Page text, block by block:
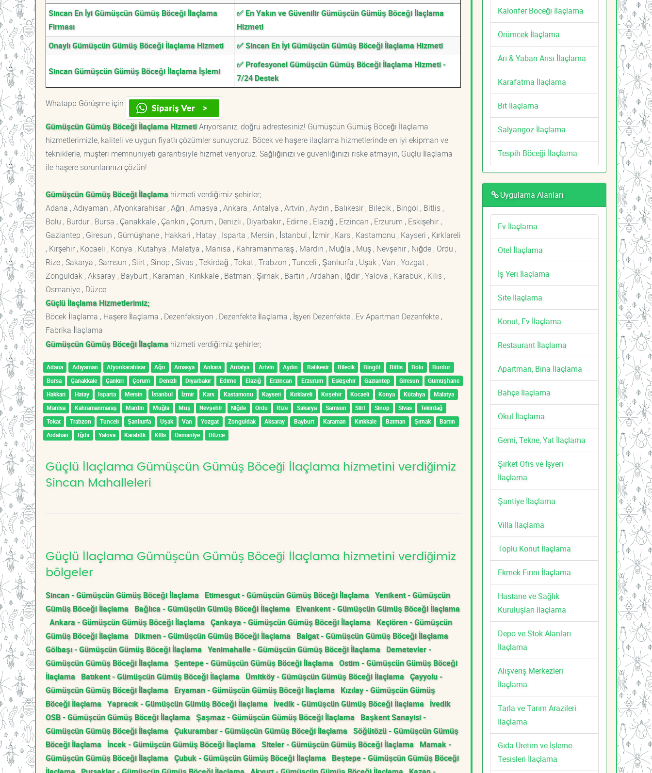
Sincan En İyi Gümüşcün Gümüş Böceği İlaçlama
Firması
✅ En Yakın ve Güvenilir Gümüşcün Gümüş Böceği İlaçlama
Hizmeti
Onaylı Gümüşcün Gümüş Böceği İlaçlama Hizmeti
✅ Sincan En İyi Gümüşcün Gümüş Böceği İlaçlama Hizmeti
Sincan Gümüşcün Gümüş Böceği İlaçlama İşlemi
✅ Profesyonel Gümüşcün Gümüş Böceği İlaçlama Hizmeti -
7/24 Destek
Whatapp Görüşme için
Gümüşcün Gümüş Böceği İlaçlama HizmetiArıyorsanız, doğru adrestesiniz! Gümüşcün Gümüş Böceği İlaçlama
hizmetlerimizle, kaliteli ve uygun fiyatlı çözümler sunuyoruz. Böcek ve haşere ilaçlama hizmetlerinde en iyi ekipman ve
tekniklerle, müşteri memnuniyeti garantisiyle hizmet veriyoruz. Sağlığınızı ve güvenliğinizi riske atmayın, Güçlü İlaçlama
ile haşere sorunlarınızı çözün!
Gümüşcün Gümüş Böceği İlaçlama hizmeti verdiğimiz şehirler;
Adana , Adıyaman , Afyonkarahisar , Ağrı , Amasya , Ankara , Antalya , Artvin , Aydın , Balıkesir , Bilecik , Bingöl , Bitlis ,
Bolu , Burdur , Bursa , Çanakkale , Çankırı , Çorum , Denizli , Diyarbakır , Edirne , Elazığ , Erzincan , Erzurum , Eskişehir ,
Gaziantep , Giresun , Gümüşhane , Hakkari , Hatay , Isparta , Mersin , İstanbul , İzmir , Kars , Kastamonu , Kayseri , Kırklareli
, Kırşehir , Kocaeli , Konya , Kütahya , Malatya , Manisa , Kahramanmaraş , Mardin , Muğla , Muş , Nevşehir , Niğde , Ordu ,
Rize , Sakarya , Samsun , Siirt , Sinop , Sivas , Tekirdağ , Tokat , Trabzon , Tunceli , Şanlıurfa , Uşak , Van , Yozgat ,
Zonguldak , Aksaray , Bayburt , Karaman , Kırıkkale , Batman , Şırnak , Bartın , Ardahan , Iğdır , Yalova , Karabük , Kilis ,
Osmaniye , Düzce
Güçlü İlaçlama Hizmetlerimiz;
Böcek İlaçlama , Haşere İlaçlama , Dezenfeksiyon , Dezenfekte İlaçlama , İşyeri Dezenfekte , Ev Apartman Dezenfekte ,
Fabrika İlaçlama
Gümüşcün Gümüş Böceği İlaçlama hizmeti verdiğimiz şehirler;
Adana Adıyaman Afyonkarahisar Ağrı Amasya Ankara Antalya Artvin Aydın Balıkesir Bilecik Bingöl Bitlis Bolu
Burdur
Bursa
Çanakkale Çankırı Çorum Denizli Diyarbakır Edirne Elazığ Erzincan Erzurum Eskişehir Gaziantep Giresun
Gümüşhane
Hakkari
Hatay Isparta Mersin İstanbul İzmir Kars Kastamonu Kayseri Kırklareli Kırşehir Kocaeli Konya Kütahya
Malatya
Manisa
Kahramanmaraş Mardin Muğla Muş Nevşehir Niğde Ordu Rize Sakarya Samsun Siirt Sinop Sivas
Tekirdağ
Tokat
Trabzon Tunceli Şanlıurfa Uşak Van Yozgat Zonguldak Aksaray Bayburt Karaman Kırıkkale Batman Şırnak
Bartın
Ardahan
Iğdır Yalova Karabük Kilis Osmaniye Düzce
Güçlü İlaçlama Gümüşcün Gümüş Böceği İlaçlama hizmetini verdiğimiz
Sincan Mahalleleri
Güçlü İlaçlama Gümüşcün Gümüş Böceği İlaçlama hizmetini verdiğimiz
bölgeler
Sincan - Gümüşcün Gümüş Böceği İlaçlama Etimesgut - Gümüşcün Gümüş Böceği İlaçlama Yenikent - Gümüşcün
Gümüş Böceği İlaçlama Bağlıca - Gümüşcün Gümüş Böceği İlaçlama Elvankent - Gümüşcün Gümüş Böceği İlaçlama
Ankara - Gümüşcün Gümüş Böceği İlaçlama Çankaya - Gümüşcün Gümüş Böceği İlaçlama Keçiören - Gümüşcün
Gümüş Böceği İlaçlama Dikmen - Gümüşcün Gümüş Böceği İlaçlama Balgat - Gümüşcün Gümüş Böceği İlaçlama
Gölbaşı - Gümüşcün Gümüş Böceği İlaçlama Yenimahalle - Gümüşcün Gümüş Böceği İlaçlama Demetevler -
Gümüşcün Gümüş Böceği İlaçlama Şentepe - Gümüşcün Gümüş Böceği İlaçlama Ostim - Gümüşcün Gümüş Böceği
İlaçlama Batıkent - Gümüşcün Gümüş Böceği İlaçlama Ümitköy - Gümüşcün Gümüş Böceği İlaçlama Çayyolu -
Gümüşcün Gümüş Böceği İlaçlama Eryaman - Gümüşcün Gümüş Böceği İlaçlama Kızılay - Gümüşcün Gümüş
Böceği İlaçlama Yapracık - Gümüşcün Gümüş Böceği İlaçlama İvedik - Gümüşcün Gümüş Böceği İlaçlama İvedik
OSB - Gümüşcün Gümüş Böceği İlaçlama Şaşmaz - Gümüşcün Gümüş Böceği İlaçlama Başkent Sanayisi -
Gümüşcün Gümüş Böceği İlaçlama Çukurambar - Gümüşcün Gümüş Böceği İlaçlama Söğütözü - Gümüşcün Gümüş
Böceği İlaçlama İncek - Gümüşcün Gümüş Böceği İlaçlama Siteler - Gümüşcün Gümüş Böceği İlaçlama Mamak -
Gümüşcün Gümüş Böceği İlaçlama Çubuk - Gümüşcün Gümüş Böceği İlaçlama Beştepe - Gümüşcün Gümüş Böceği
Kalorifer Böceği İlaçlama
Örümcek İlaçlama
Arı & Yaban Arısı İlaçlama
Karafatma İlaçlama
Bit İlaçlama
Salyangoz İlaçlama
Tespih Böceği İlaçlama
Uygulama Alanları
Ev İlaçlama
Otel İlaçlama
İş Yeri İlaçlama
Site İlaçlama
Konut, Ev İlaçlama
Restaurant İlaçlama
Apartman, Bina İlaçlama
Bahçe İlaçlama
Okul İlaçlama
Gemi, Tekne, Yat İlaçlama
Şirket Ofis ve İşyeri
İlaçlama
Şantiye İlaçlama
Villa İlaçlama
Toplu Konut İlaçlama
Ekmek Fırını İlaçlama
Hastane ve Sağlık
Kuruluşları İlaçlama
Depo ve Stok Alanları
İlaçlama
Alışveriş Merkezleri
İlaçlama
Tarla ve Tarım Arazileri
İlaçlama
Gıda Üretim ve İşleme
Tesisleri İlaçlama